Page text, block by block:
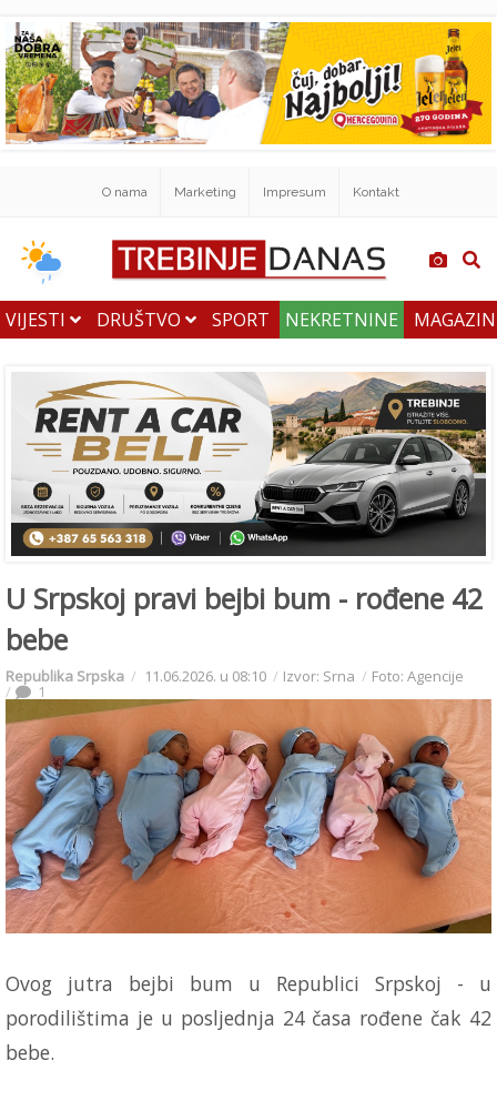
O nama Marketing Impresum Kontakt
VIJESTI DRUŠTVO SPORT NEKRETNINE
U Srpskoj pravi bejbi bum - rođene 42
bebe
Republika Srpska 11.06.2026. u 08:10 Izvor: Srna Foto: Agencije
1
Ovog jutra bejbi bum u Republici Srpskoj - u
porodilištima je u posljednja 24 časa rođene čak 42
bebe.